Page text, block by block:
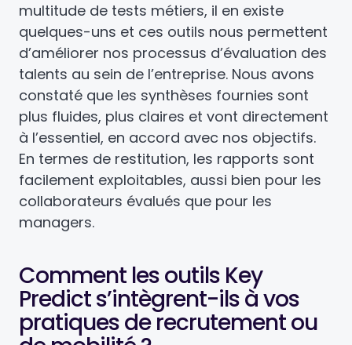
multitude de tests métiers, il en existe
quelques-uns et ces outils nous permettent
d’améliorer nos processus d’évaluation des
talents au sein de l’entreprise. Nous avons
constaté que les synthèses fournies sont
plus fluides, plus claires et vont directement
à l’essentiel, en accord avec nos objectifs.
En termes de restitution, les rapports sont
facilement exploitables, aussi bien pour les
collaborateurs évalués que pour les
managers.
Comment les outils Key
Predict s’intègrent-ils à vos
pratiques de recrutement ou